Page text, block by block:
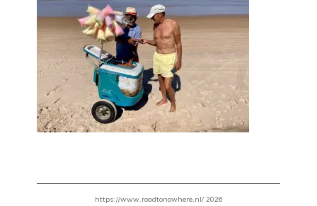
https://www.roadtonowhere.nl/ 2026